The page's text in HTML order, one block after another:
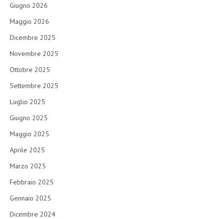
Giugno 2026
Maggio 2026
Dicembre 2025
Novembre 2025
Ottobre 2025
Settembre 2025
Luglio 2025
Giugno 2025
Maggio 2025
Aprile 2025
Marzo 2025
Febbraio 2025
Gennaio 2025
Dicembre 2024